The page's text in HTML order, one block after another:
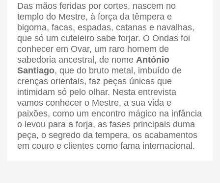
Das mãos feridas por cortes, nascem no
templo do Mestre, à força da têmpera e
bigorna, facas, espadas, catanas e navalhas,
que só um cuteleiro sabe forjar. O Ondas foi
conhecer em Ovar, um raro homem de
sabedoria ancestral, de nome António
Santiago, que do bruto metal, imbuído de
crenças orientais, faz peças únicas que
intimidam só pelo olhar. Nesta entrevista
vamos conhecer o Mestre, a sua vida e
paixões, como um encontro mágico na infância
o levou para a forja, as fases principais duma
peça, o segredo da tempera, os acabamentos
em couro e clientes como fama internacional.